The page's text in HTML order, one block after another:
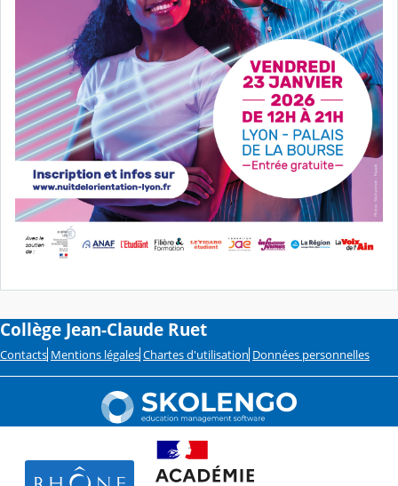
Collège Jean-Claude Ruet
Contacts Mentions légales Chartes d'utilisation Données personnelles